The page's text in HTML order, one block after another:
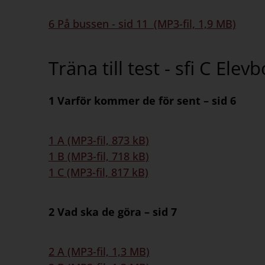
6 På bussen - sid 11 (MP3-fil, 1,9 MB)
Träna till test - sfi C
1 Varför kommer de för sent – sid 6
1 A (MP3-fil, 873 kB)
1 B (MP3-fil, 718 kB)
1 C (MP3-fil, 817 kB)
2 Vad ska de göra – sid 7
2 A (MP3-fil, 1,3 MB)